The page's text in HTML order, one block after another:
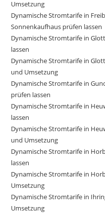
Umsetzung
Dynamische Stromtarife in
Sonnenkaufhaus prüfen lassen
Dynamische Stromtarife in
lassen
Dynamische Stromtarife in
und Umsetzung
Dynamische Stromtarife in
prüfen lassen
Dynamische Stromtarife in
lassen
Dynamische Stromtarife in
und Umsetzung
Dynamische Stromtarife in
lassen
Dynamische Stromtarife in
Umsetzung
Dynamische Stromtarife in
Umsetzung